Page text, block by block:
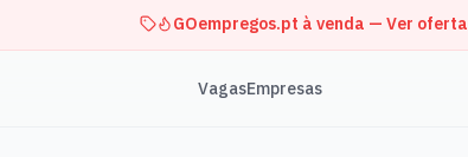
GOempregos.pt à venda — Ver oferta
VagasEmpresas